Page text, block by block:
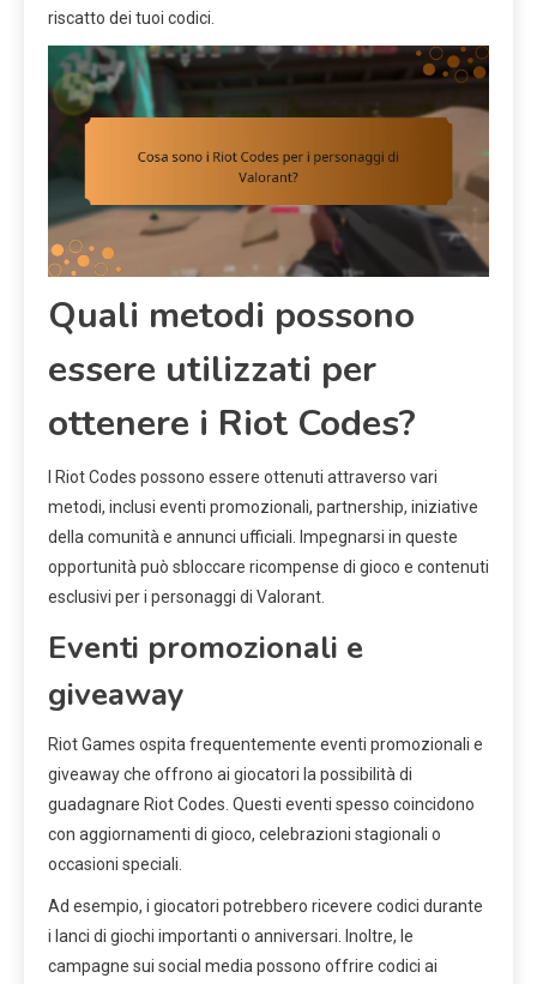
riscatto dei tuoi codici.
Quali metodi possono
essere utilizzati per
ottenere i Riot Codes?
I Riot Codes possono essere ottenuti attraverso vari
metodi, inclusi eventi promozionali, partnership, iniziative
della comunità e annunci ufficiali. Impegnarsi in queste
opportunità può sbloccare ricompense di gioco e contenuti
esclusivi per i personaggi di Valorant.
Eventi promozionali e
giveaway
Riot Games ospita frequentemente eventi promozionali e
giveaway che offrono ai giocatori la possibilità di
guadagnare Riot Codes. Questi eventi spesso coincidono
con aggiornamenti di gioco, celebrazioni stagionali o
occasioni speciali.
Ad esempio, i giocatori potrebbero ricevere codici durante
i lanci di giochi importanti o anniversari. Inoltre, le
campagne sui social media possono offrire codici ai